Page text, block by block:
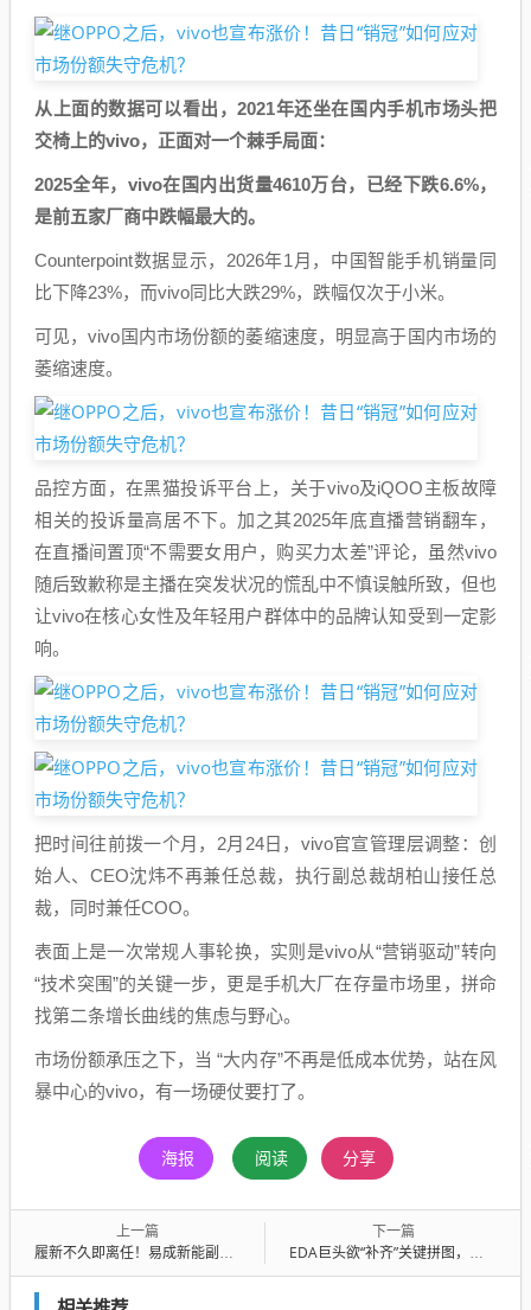
从上面的数据可以看出，2021年还坐在国内手机市场头把
交椅上的vivo，正面对一个棘手局面：
2025全年，vivo在国内出货量4610万台，已经下跌6.6%，
是前五家厂商中跌幅最大的。
Counterpoint数据显示，2026年1月，中国智能手机销量同
比下降23%，而vivo同比大跌29%，跌幅仅次于小米。
可见，vivo国内市场份额的萎缩速度，明显高于国内市场的
萎缩速度。
品控方面，在黑猫投诉平台上，关于vivo及iQOO主板故障
相关的投诉量高居不下。加之其2025年底直播营销翻车，
在直播间置顶“不需要女用户，购买力太差”评论，虽然vivo
随后致歉称是主播在突发状况的慌乱中不慎误触所致，但也
让vivo在核心女性及年轻用户群体中的品牌认知受到一定影
响。
把时间往前拨一个月，2月24日，vivo官宣管理层调整：创
始人、CEO沈炜不再兼任总裁，执行副总裁胡柏山接任总
裁，同时兼任COO。
表面上是一次常规人事轮换，实则是vivo从“营销驱动”转向
“技术突围”的关键一步，更是手机大厂在存量市场里，拼命
找第二条增长曲线的焦虑与野心。
市场份额承压之下，当 “大内存”不再是低成本优势，站在风
暴中心的vivo，有一场硬仗要打了。
海报 阅读 分享
上一篇
履新不久即离任！易成新能副总经理常兴华因工作变动辞职
下一篇
EDA巨头欲“补齐”关键拼图，概伦电子拟21.7亿元买下两家公司，标的“客户圈”引关注